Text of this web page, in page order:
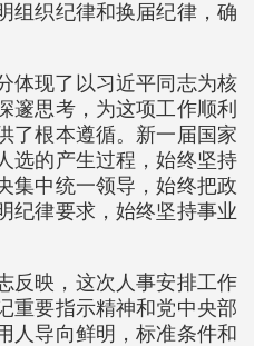
组织纪律和换届纪律，确
体现了以习近平同志为核
邃思考，为这项工作顺利
了根本遵循。新一届国家
选的产生过程，始终坚持
集中统一领导，始终把政
纪律要求，始终坚持事业
反映，这次人事安排工作
重要指示精神和党中央部
人导向鲜明，标准条件和